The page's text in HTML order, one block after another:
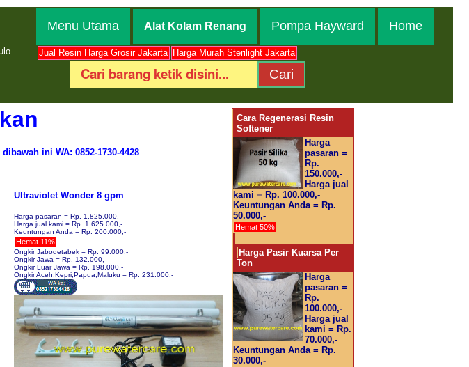
Menu Utama Alat Kolam Renang Pompa Hayward Home
Jual Resin Harga Grosir Jakarta Harga Murah Sterilight Jakarta
ini WA: 0852-1730-4428
Ultraviolet Wonder 8 gpm
Harga pasaran = Rp. 1.825.000,-
Harga jual kami = Rp. 1.625.000,-
Keuntungan Anda = Rp. 200.000,-
Hemat 11%
Ongkir Jabodetabek = Rp. 99.000,-
Ongkir Jawa = Rp. 132.000,-
Ongkir Luar Jawa = Rp. 198.000,-
Ongkir Aceh,Kepri,Papua,Maluku = Rp. 231.000,-
Cara Regenerasi Resin
Softener
Harga
pasaran =
Rp.
150.000,-
Harga jual
kami = Rp. 100.000,-
Keuntungan Anda = Rp.
50.000,-
Hemat 50%
Harga Pasir Kuarsa Per
Ton
Harga
pasaran =
Rp.
100.000,-
Harga jual
kami = Rp.
70.000,-
Keuntungan Anda = Rp.
30.000,-